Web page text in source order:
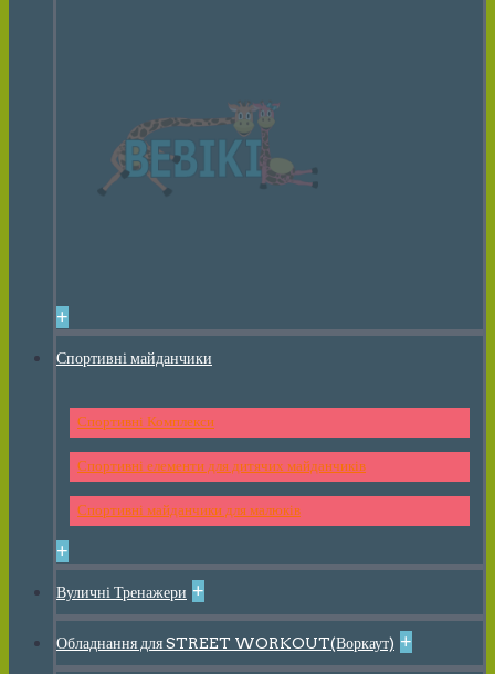
+
Спортивні майданчики
Спортивні Комплекси
Спортивні елементи для дитячих майданчиків
Спортивні майданчики для малюків
+
Вуличні Тренажери +
Обладнання для STREET WORKOUT(Воркаут) +